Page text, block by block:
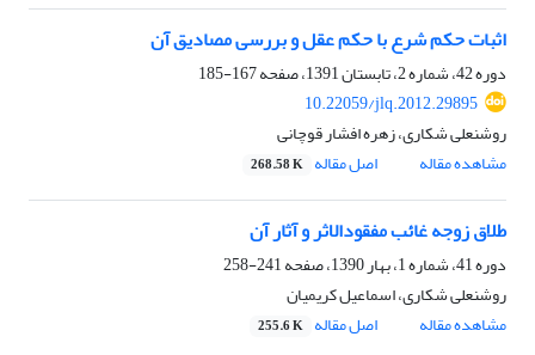
اثبات حکم شرع با حکم عقل و بررسی مصادیق آن
دوره 42، شماره 2، تابستان 1391، صفحه
167-185
10.22059/jlq.2012.29895
روشنعلی شکاری، زهره افشار قوچانی
مشاهده مقاله
اصل مقاله 268.58 K
طلاق زوجه غائب مفقودالاثر و آثار آن
دوره 41، شماره 1، بهار 1390، صفحه
241-258
روشنعلی شکاری، اسماعیل کریمیان
مشاهده مقاله
اصل مقاله 255.6 K